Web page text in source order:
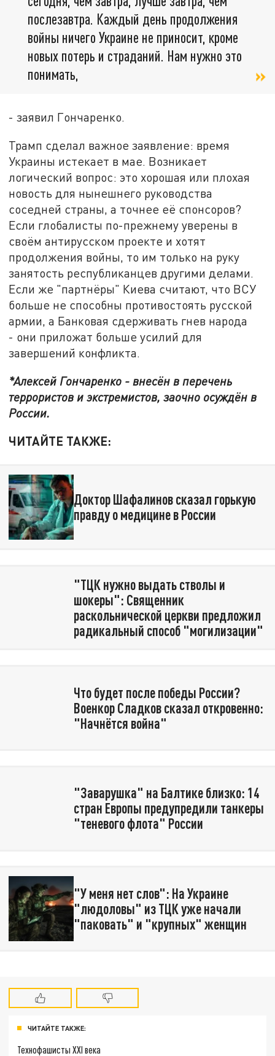
послезавтра. Каждый день продолжения
войны ничего Украине не приносит, кроме
новых потерь и страданий. Нам нужно это
понимать,
- заявил Гончаренко.
Трамп сделал важное заявление: время
Украины истекает в мае. Возникает
логический вопрос: это хорошая или плохая
новость для нынешнего руководства
соседней страны, а точнее её спонсоров?
Если глобалисты по-прежнему уверены в
своём антирусском проекте и хотят
продолжения войны, то им только на руку
занятость республиканцев другими делами.
Если же "партнёры" Киева считают, что ВСУ
больше не способны противостоять русской
армии, а Банковая сдерживать гнев народа
- они приложат больше усилий для
завершений конфликта.
*Алексей Гончаренко - внесён в перечень
террористов и экстремистов, заочно осуждён в
России.
ЧИТАЙТЕ ТАКЖЕ:
Доктор Шафалинов сказал горькую
правду о медицине в России
"ТЦК нужно выдать стволы и
шокеры": Священник
раскольнической церкви предложил
радикальный способ "могилизации"
Что будет после победы России?
Военкор Сладков сказал откровенно:
"Начнётся война"
"Заварушка" на Балтике близко: 14
стран Европы предупредили танкеры
"теневого флота" России
"У меня нет слов": На Украине
"людоловы" из ТЦК уже начали
"паковать" и "крупных" женщин
ЧИТАЙТЕ ТАКЖЕ:
Технофашисты XXI века